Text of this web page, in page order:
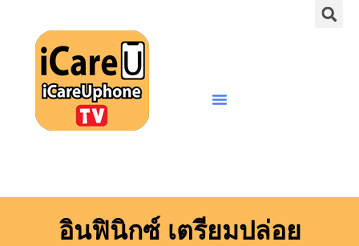
content
อินฟินิกซ์ เตรียมปล่อย